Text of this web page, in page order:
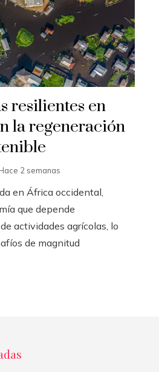
resilientes en
la regeneración
2 semanas
en África occidental,
que depende
actividades agrícolas, lo
de magnitud